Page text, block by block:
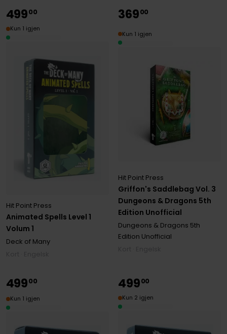
Animated Spells Level 1
Volum 1
Hit Point Press
Deck of Many
49900
Kun 1 igjen
Griffon's Saddlebag Vol. 3
Dungeons & Dragons 5th
Edition Unofficial
Hit Point Press
Dungeons & Dragons 5th
Edition Unofficial
36900
Kun 1 igjen
49900
Kun 1 igjen
49900
Kun 2 igjen